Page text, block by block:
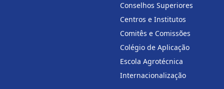
Conselhos Superiores
Centros e Institutos
Comitês e Comissões
Colégio de Aplicação
Escola Agrotécnica
Internacionalização